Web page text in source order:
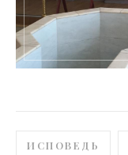
ИСПОВЕДЬ